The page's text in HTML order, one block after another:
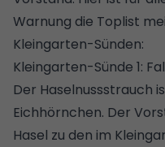
Warnung die Toplist
Kleingarten-Sünden:
Kleingarten-Sünde 1:
Der Haselnussstrauch
Eichhörnchen. Der
Hasel zu den im